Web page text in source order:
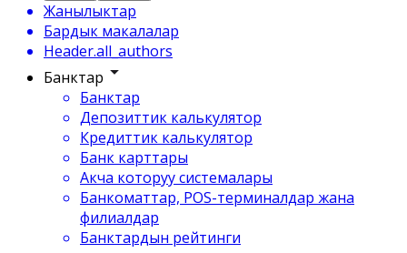
Жанылыктар
Бардык макалалар
Header.all_authors
Банктар
Банктар
Депозиттик калькулятор
Кредиттик калькулятор
Банк карттары
Акча которуу системалары
Банкоматтар, POS-терминалдар жана
филиалдар
Банктардын рейтинги